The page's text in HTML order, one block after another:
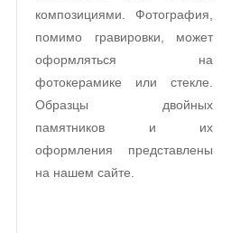
композициями. Фотография,
помимо гравировки, может
оформляться на
фотокерамике или стекле.
Образцы двойных
памятников и их
оформления представлены
на нашем сайте.